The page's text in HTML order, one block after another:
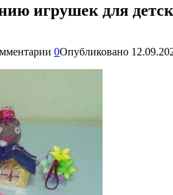
игрушек для
0Опубликовано